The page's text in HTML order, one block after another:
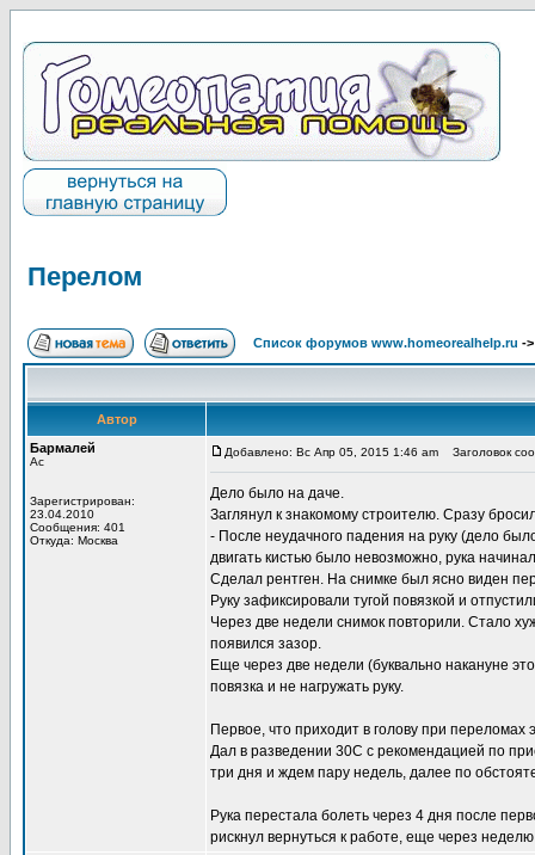
Перелом
Список форумов www.homeorealhelp.ru -
Автор
Бармалей
Ас
Зарегистрирован:
23.04.2010
Сообщения: 401
Откуда: Москва
Добавлено: Вс Апр 05, 2015 1:46 am Заголовок
Дело было на даче.
Заглянул к знакомому строителю. Сразу
- После неудачного падения на руку (дело
двигать кистью было невозможно, рука
Сделал рентген. На снимке был ясно виден
Руку зафиксировали тугой повязкой и
Через две недели снимок повторили. Стало
появился зазор.
Еще через две недели (буквально накануне
повязка и не нагружать руку.
Первое, что приходит в голову при
Дал в разведении 30С с рекомендацией по
три дня и ждем пару недель, далее по
Рука перестала болеть через 4 дня после
рискнул вернуться к работе, еще через